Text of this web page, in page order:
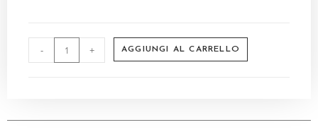
- + AGGIUNGI AL CARRELLO